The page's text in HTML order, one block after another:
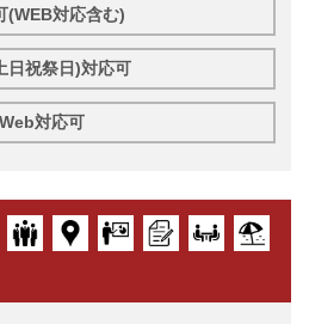
(WEB対応含む)
日祝祭日)対応可
Web対応可